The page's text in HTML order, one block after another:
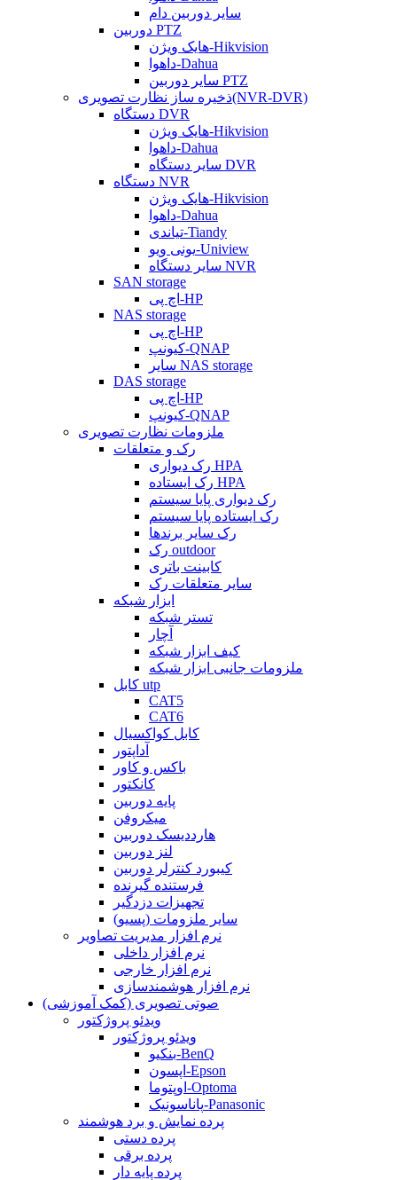
سایر دوربین دام
دوربین PTZ
هایک ویژن-Hikvision
داهوا-Dahua
سایر دوربین PTZ
ذخیره ساز نظارت تصویری(NVR-DVR)
دستگاه DVR
هایک ویژن-Hikvision
داهوا-Dahua
سایر دستگاه DVR
دستگاه NVR
هایک ویژن-Hikvision
داهوا-Dahua
تیاندی-Tiandy
یونی ویو-Uniview
سایر دستگاه NVR
SAN storage
اچ پی-HP
NAS storage
اچ پی-HP
کیونپ-QNAP
سایر NAS storage
DAS storage
اچ پی-HP
کیونپ-QNAP
ملزومات نظارت تصویری
رک و متعلقات
رک دیواری HPA
رک ایستاده HPA
رک دیواری پایا سیستم
رک ایستاده پایا سیستم
رک سایر برندها
رک outdoor
کابینت باتری
سایر متعلقات رک
ابزار شبکه
تستر شبکه
آچار
کیف ابزار شبکه
ملزومات جانبی ابزار شبکه
کابل utp
CAT5
CAT6
کابل کواکسیال
آداپتور
باکس و کاور
کانکتور
پایه دوربین
میکروفن
هارددیسک دوربین
لنز دوربین
کیبورد کنترلر دوربین
فرستنده گیرنده
تجهیزات دزدگیر
سایر ملزومات (پسیو)
نرم افزار مدیریت تصاویر
نرم افزار داخلی
نرم افزار خارجی
نرم افزار هوشمندسازی
صوتی تصویری (کمک آموزشی)
ویدئو پروژکتور
ویدئو پروژکتور
بنکیو-BenQ
اپسون-Epson
اوپتوما-Optoma
پاناسونیک-Panasonic
پرده نمایش و برد هوشمند
پرده دستی
پرده برقی
پرده پایه دار